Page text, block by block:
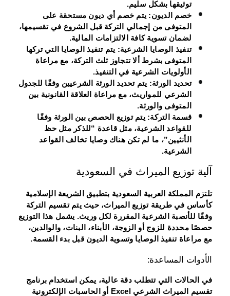
توثيقها بشكل سليم.
خصم الديون: يتم خصم أي ديون مستحقة على
المتوفى من إجمالي التركة قبل الشروع في تقسيمها،
لضمان تسوية كافة الالتزامات المالية.
تنفيذ الوصايا الشرعية: يتم تنفيذ الوصايا التي تركها
المتوفى بشرط ألا تتجاوز ثلث التركة، مع مراعاة
الأولويات الشرعية في التنفيذ.
تحديد الورثة: يتم تحديد الورثة الشرعيين وفقًا للجدول
الشرعي للمواريث، مع مراعاة العلاقة القانونية بين
المتوفى والورثة.
قسمة التركة: يتم توزيع الحصص بين الورثة وفقًا
للقواعد الشرعية، مثل قاعدة “للذكر مثل حظ
الأنثيين”، ما لم تكن هناك وصايا تخالف القواعد
الشرعية.
آلية توزيع الميراث في السعودية
تلتزم المملكة العربية السعودية بتطبيق الشريعة الإسلامية
كأساس في طريقة توزيع الميراث، حيث يتم تقسيم التركة
وفقًا للأنصبة الشرعية المقررة لكل وريث. يشمل هذا التوزيع
حصصًا محددة للزوج أو الزوجة، الأبناء، البنات، والوالدين،
مع مراعاة تنفيذ الوصايا وتسوية الديون قبل بدء القسمة.
الأدوات المساعدة:
في الحالات التي تتطلب دقة عالية، يمكن استخدام برنامج
تقسيم الميراث الشرعي Excel أو الحاسبات الإلكترونية